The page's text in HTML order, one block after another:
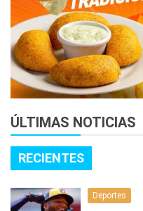
ÚLTIMAS NOTICIAS
RECIENTES
Deportes